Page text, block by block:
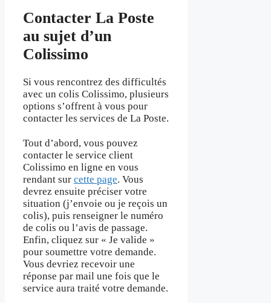
Contacter La Poste
au sujet d’un
Colissimo
Si vous rencontrez des difficultés
avec un colis Colissimo, plusieurs
options s’offrent à vous pour
contacter les services de La Poste.
Tout d’abord, vous pouvez
contacter le service client
Colissimo en ligne en vous
rendant sur cette page. Vous
devrez ensuite préciser votre
situation (j’envoie ou je reçois un
colis), puis renseigner le numéro
de colis ou l’avis de passage.
Enfin, cliquez sur « Je valide »
pour soumettre votre demande.
Vous devriez recevoir une
réponse par mail une fois que le
service aura traité votre demande.